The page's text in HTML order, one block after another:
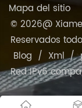
Mapa del sitio
© 2026@
Reservados
Blog / Xml/
Red IPv6